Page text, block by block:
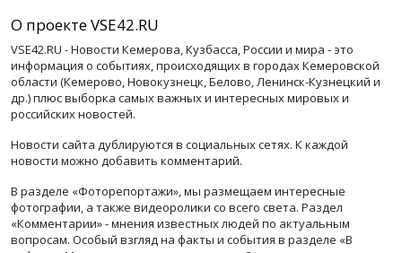
О проекте VSE42.RU
VSE42.RU - Новости Кемерова, Кузбасса, России и мира - это
информация о событиях, происходящих в городах Кемеровской
области (Кемерово, Новокузнецк, Белово, Ленинск-Кузнецкий и
др.) плюс выборка самых важных и интересных мировых и
российских новостей.
Новости сайта дублируются в социальных сетях. К каждой
новости можно добавить комментарий.
В разделе «Фоторепортажи», мы размещаем интересные
фотографии, а также видеоролики со всего света. Раздел
«Комментарии» - мнения известных людей по актуальным
вопросам. Особый взгляд на факты и события в разделе «В